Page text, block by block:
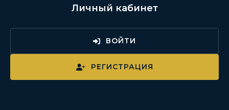
Личный кабинет
ВОЙТИ
РЕГИСТРАЦИЯ